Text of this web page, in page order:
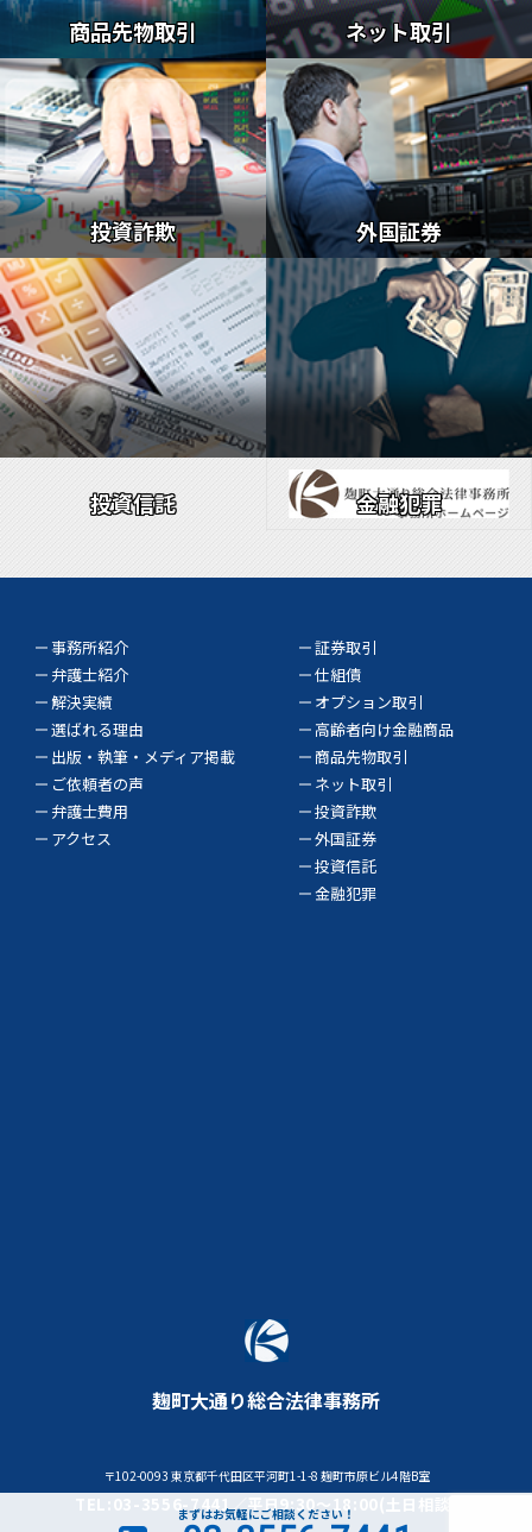
まずはお気軽にご相談ください！
商品先物取引 ネット取引
投資詐欺 外国証券
投資信託 金融犯罪
事務所紹介
弁護士紹介
解決実績
選ばれる理由
出版・執筆・メディア掲載
ご依頼者の声
弁護士費用
アクセス
証券取引
仕組債
オプション取引
高齢者向け金融商品
商品先物取引
ネット取引
投資詐欺
外国証券
投資信託
金融犯罪
麹町大通り総合法律事務所
〒102-0093 東京都千代田区平河町1-1-8 麹町市原ビル4階B室
TEL:03-3556-7441／平日9:30～18:00(土日相談)